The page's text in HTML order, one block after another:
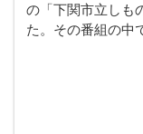
の「下関市立しも
た。その番組の中